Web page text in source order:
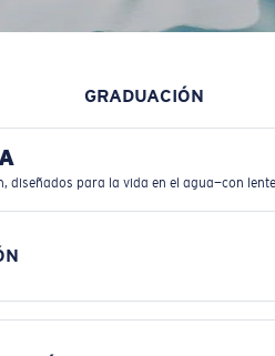
GRADUACIÓN
diseñados para la vida en el agua—con